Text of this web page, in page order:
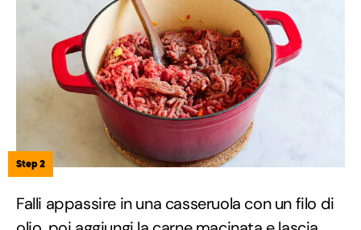
Step 2
Falli appassire in una casseruola con un filo di